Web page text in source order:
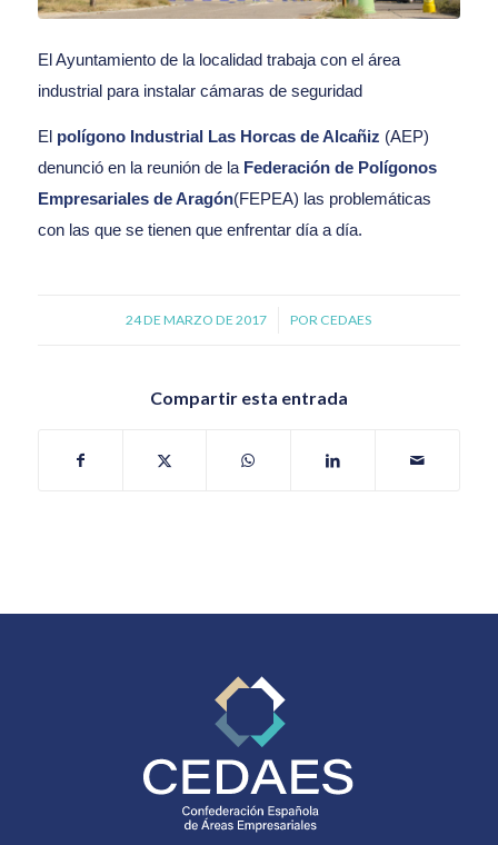
El Ayuntamiento de la localidad trabaja con el área
industrial para instalar cámaras de seguridad
El polígono Industrial Las Horcas de Alcañiz (AEP)
denunció en la reunión de la Federación de Polígonos
Empresariales de Aragón(FEPEA) las problemáticas
con las que se tienen que enfrentar día a día.
24 DE MARZO DE 2017
/ POR CEDAES
Compartir esta entrada